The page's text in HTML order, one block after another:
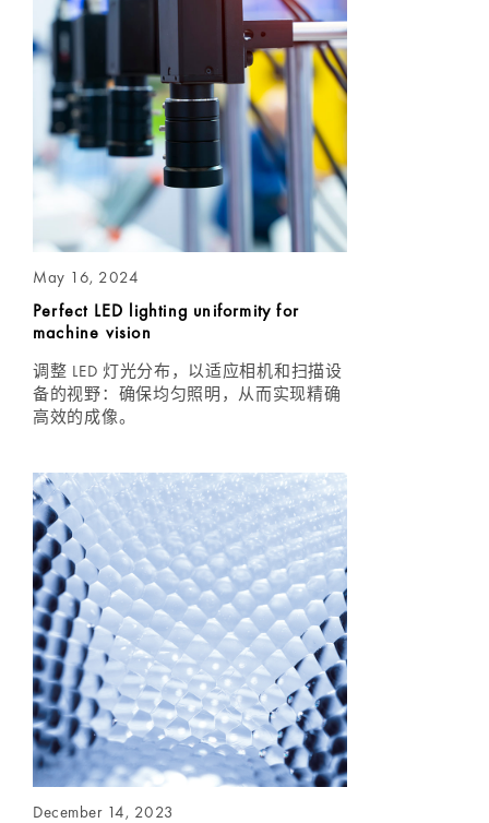
May 16, 2024
Perfect LED lighting uniformity for
machine vision
调整 LED 灯光分布，以适应相机和扫描设
备的视野：确保均匀照明，从而实现精确
高效的成像。
December 14, 2023